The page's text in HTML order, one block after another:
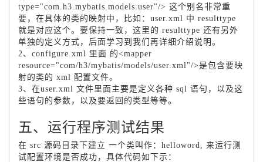
type="com.h3.mybatis.models.user"/> 这个别名非常重
要，在具体的类的映射中，比如：user.xml 中 resulttype
就是对应这个。要保持一致，这里的 resulttype 还有另外
单独的定义方式，后面学习到我们再详细介绍说明。
2、 configure .xml 里面 的<mapper
resource="com/h3/mybatis/models/user.xml"/>是包含要映
射的类的 xml 配置文件。
3、在user.xml 文件里面主要是定义各种 sql 语句，以及这
些语句的参数，以及要返回的类型等等。
五、运行程序测试结果
在 src 源码目录下建立 一个类叫作：helloword, 来运行测
试配置环境是否成功，具体代码如下示：